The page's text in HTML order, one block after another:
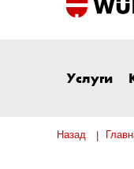
Услуги
Назад